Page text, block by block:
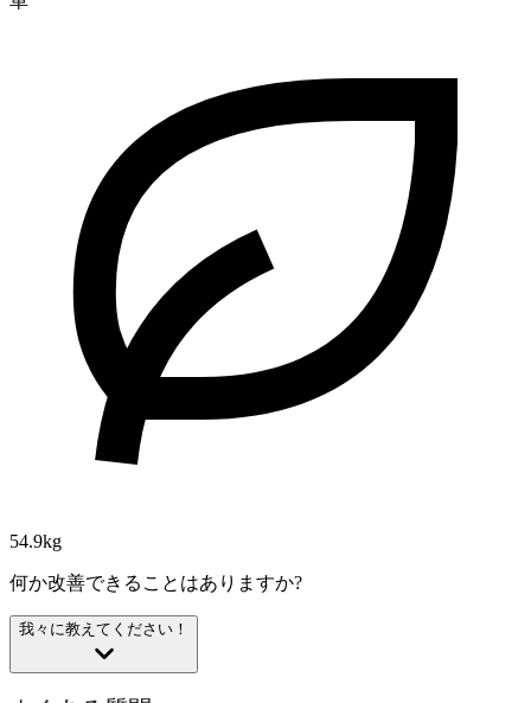
54.9kg
何か改善できることはありますか?
我々に教えてください！